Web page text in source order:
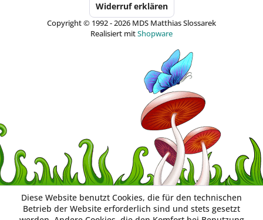
Widerruf erklären
Copyright © 1992 - 2026 MDS Matthias Slossarek
Realisiert mitShopware
Diese Website benutzt Cookies, die für den technischen
Betrieb der Website erforderlich sind und stets gesetzt